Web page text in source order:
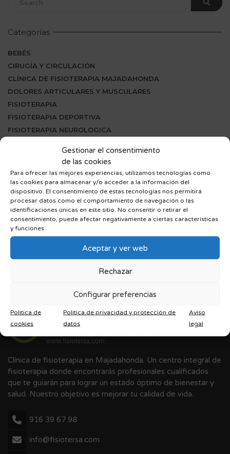
Gestionar el consentimiento
de las cookies
Para ofrecer las mejores experiencias, utilizamos tecnologías como
las cookies para almacenar y/o acceder a la información del
dispositivo. El consentimiento de estas tecnologías nos permitirá
procesar datos como el comportamiento de navegación o las
identificaciones únicas en este sitio. No consentir o retirar el
consentimiento, puede afectar negativamente a ciertas características
y funciones.
Aceptar y ver web
Rechazar
Configurar preferencias
Política de
cookies
Política de privacidad y protección de
datos
Aviso
legal
Categorías
BEBÉS
CIRUGÍA Y CIRCULACIÓN
CLÍNICA DE FISIOTERAPIA MAJADAHONDA
DOLORES ARTICULARES Y MUSCULARES
FISIOTERAPIA
FISIOTERAPIA DEPORTIVA
FISIOTERAPIA NEUROLOGICA
NUESTROS MAYORES
RESPIRATORIO
SIN CATEGORÍA
Clínica de fisioterapia en Majadahonda. Un centro integral de
fisioterapia donde encontrarás profesionales cualificados
que te guiarán para lograr un estado óptimo de bienestar y
salud. Nuestro objetivo es mejorar tu calidad de vida.
916 39 67 98
info@fisiotersa.com